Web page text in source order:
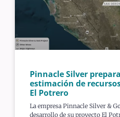
Pinnacle Silver
estimación de
El Potrero
La empresa Pinnacle Silver &
desarrollo de su proyecto El